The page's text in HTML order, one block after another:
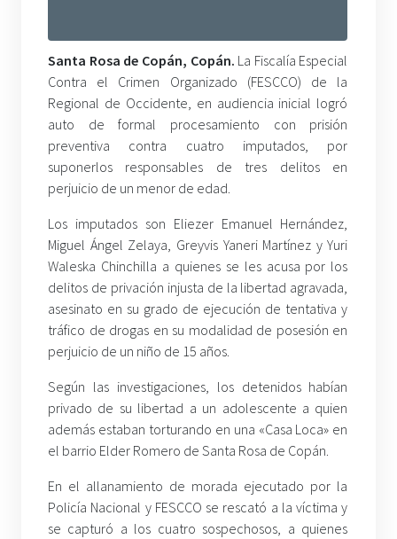
Santa Rosa de Copán, Copán. La Fiscalía Especial
Contra el Crimen Organizado (FESCCO) de la
Regional de Occidente, en audiencia inicial logró
auto de formal procesamiento con prisión
preventiva contra cuatro imputados, por
suponerlos responsables de tres delitos en
perjuicio de un menor de edad.
Los imputados son Eliezer Emanuel Hernández,
Miguel Ángel Zelaya, GreyvisYaneri Martínez y Yuri
Waleska Chinchilla a quienes se les acusa por los
delitos de privación injusta de la libertad agravada,
asesinato en su grado de ejecución de tentativa y
tráfico de drogas en su modalidad de posesión en
perjuicio de un niño de 15 años.
Según las investigaciones, los detenidos habían
privado de su libertad a un adolescente a quien
además estaban torturando en una «Casa Loca» en
el barrio Elder Romero de Santa Rosa de Copán.
En el allanamiento de morada ejecutado por la
Policía Nacional y FESCCO se rescató a la víctima y
se capturó a los cuatro sospechosos, a quienes